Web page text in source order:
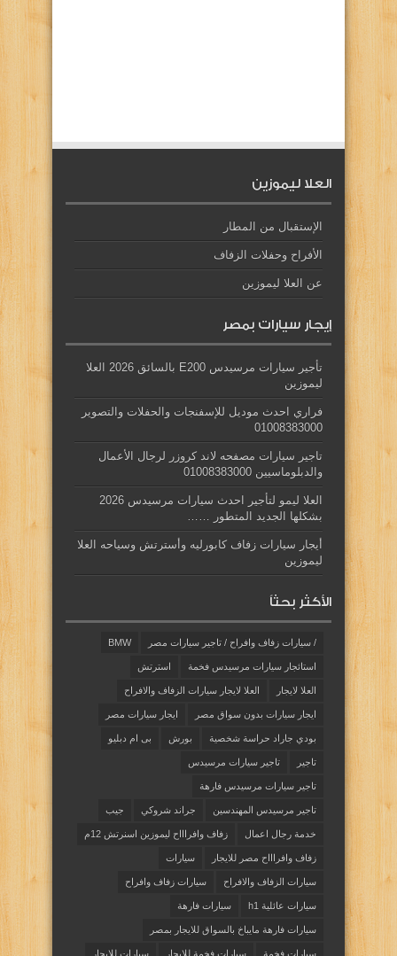
العلا ليموزين
الإستقبال من المطار
الأفراح وحفلات الزفاف
عن العلا ليموزين
إيجار سيارات بمصر
تأجير سيارات مرسيدس E200 بالسائق 2026 العلا
ليموزين
فراري احدث موديل للإسفنجات والحفلات والتصوير
01008383000
تاجير سيارات مصفحه لاند كروزر لرجال الأعمال
والدبلوماسيين 01008383000
العلا ليمو لتأجير احدث سيارات مرسيدس 2026
بشكلها الجديد المتطور ……
أيجار سيارات زفاف كابورليه وأسترتش وسياحه العلا
ليموزين
الأكثر بحثاً
/ سيارات زفاف وافراح / تاجير سيارات مصر BMW
استائجار سيارات مرسيدس فخمة استرتش
العلا لايجار العلا لايجار سيارات الزفاف والافراح
ايجار سيارات بدون سواق مصر ايجار سيارات مصر
بودي جاراد حراسة شخصية بورش بى ام دبليو
تاجير تاجير سيارات مرسيدس
تاجير سيارات مرسيدس فارهة
تاجير مرسيدس المهندسين جراند شروكي جيب
خدمة رجال اعمال زفاف وافراااح ليموزين اسنرتش 12م
زفاف وافراااح مصر للايجار سيارات
سيارات الزفاف والافراح سيارات زفاف وافراح
سيارات عائلية h1 سيارات فارهة
سيارات فارهة مايباخ بالسواق للايجار بمصر
سيارات فخمة سيارات فخمة للايجار سيارات للايجار